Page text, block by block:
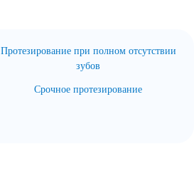
Протезирование при полном отсутствии
зубов
Срочное протезирование